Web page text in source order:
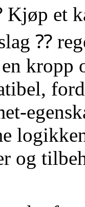
et
⁇
kropp
og